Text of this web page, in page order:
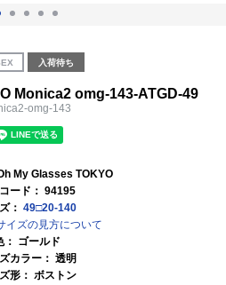
入荷待ち
Monica2 omg-143-ATGD-49
omg-143
My Glasses TOKYO
ード： 94195
： 49□20-140
イズの見方について
： ゴールド
カラー： 透明
形： ボストン